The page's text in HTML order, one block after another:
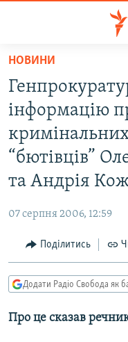
Перейти
основного
матеріалу
Перейти
до
основної
навігації
до
ВСЕ ЗА ДОБУ
СТАТТІ
ПОЛІТИКА
ЕКОНОМІКА
СПОРТ
УКРАЇНА
ВІЙНА
РОСІЙСЬКА
КРИМ.РЕАЛІЇ
ТИ ЯК?
СХЕМИ
МУЛЬТИМЕДІА
НОВИНИ
інформацію
“бютівців”
та Андрія
07 серпня 2006, 12:59
Поділитись
Додати Радіо Свобода як
Про це сказав